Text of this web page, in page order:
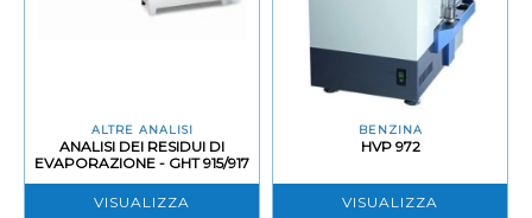
ALTRE ANALISI
ANALISI DEI RESIDUI DI
EVAPORAZIONE - GHT 915/917
VISUALIZZA
BENZINA
HVP 972
VISUALIZZA